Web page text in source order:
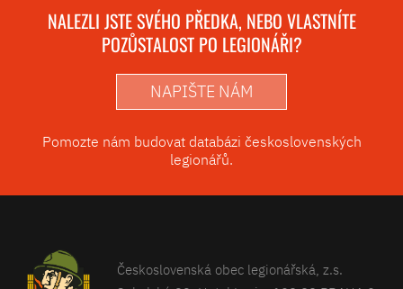
NALEZLI JSTE SVÉHO PŘEDKA, NEBO VLASTNÍTE
POZŮSTALOST PO LEGIONÁŘI?
NAPIŠTE NÁM
Pomozte nám budovat databázi československých
legionářů.
Československá obec legionářská, z.s.